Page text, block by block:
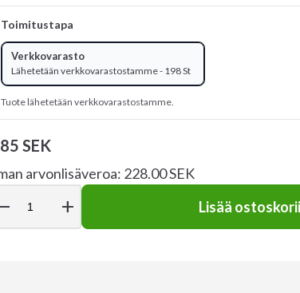
Toimitustapa
Verkkovarasto
Lähetetään verkkovarastostamme - 198 St
Tuote lähetetään verkkovarastostamme.
SEK
arvonlisäveroa: 228.00 SEK
add Lisää